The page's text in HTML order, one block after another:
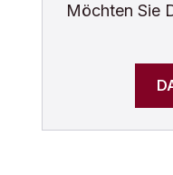
Möchten Sie